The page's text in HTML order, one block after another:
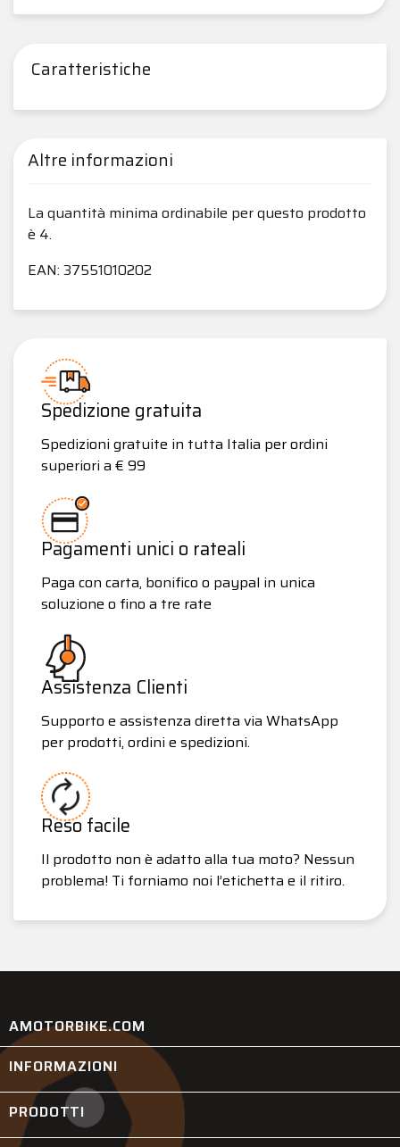
Caratteristiche
Altre informazioni
La quantità minima ordinabile per questo prodotto
è 4.
EAN: 37551010202
Spedizione gratuita
Spedizioni gratuite in tutta Italia per ordini
superiori a € 99
Pagamenti unici o rateali
Paga con carta, bonifico o paypal in unica
soluzione o fino a tre rate
Assistenza Clienti
Supporto e assistenza diretta via WhatsApp
per prodotti, ordini e spedizioni.
Reso facile
Il prodotto non è adatto alla tua moto? Nessun
problema! Ti forniamo noi l’etichetta e il ritiro.
AMOTORBIKE.COM
INFORMAZIONI
PRODOTTI